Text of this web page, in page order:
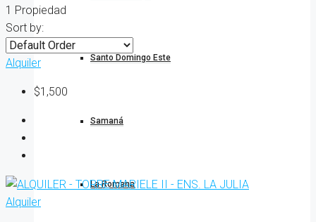
Santo Domingo Este
Samaná
La Romana
1 Propiedad
Sort by:
Alquiler
$1,500
Alquiler